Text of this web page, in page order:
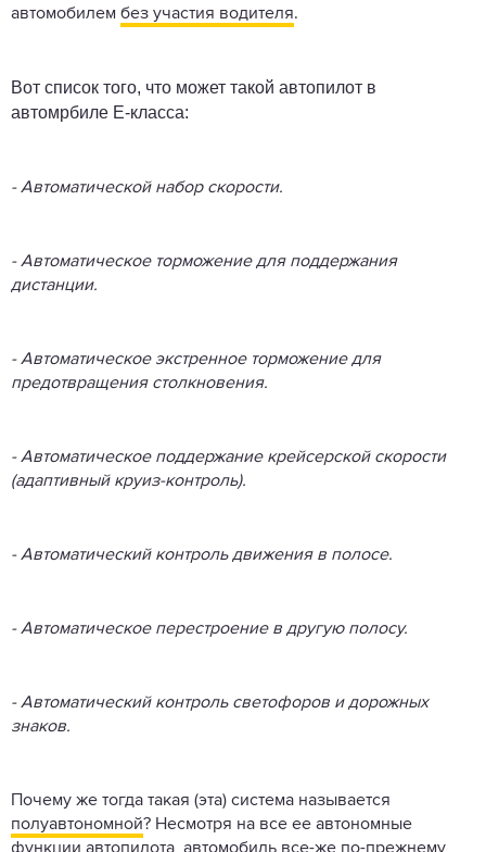
автомобилем без участия водителя.
Вот список того, что может такой автопилот в
автомрбиле Е-класса:
- Автоматической набор скорости.
- Автоматическое торможение для поддержания
дистанции.
- Автоматическое экстренное торможение для
предотвращения столкновения.
- Автоматическое поддержание крейсерской скорости
(адаптивный круиз-контроль).
- Автоматический контроль движения в полосе.
- Автоматическое перестроение в другую полосу.
- Автоматический контроль светофоров и дорожных
знаков.
Почему же тогда такая (эта) система называется
полуавтономной? Несмотря на все ее автономные